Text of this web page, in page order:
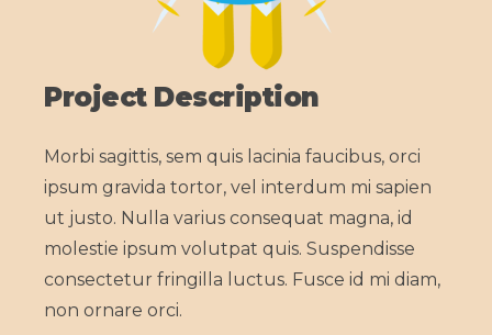
Project Description
Morbi sagittis, sem quis lacinia faucibus, orci
ipsum gravida tortor, vel interdum mi sapien
ut justo. Nulla varius consequat magna, id
molestie ipsum volutpat quis. Suspendisse
consectetur fringilla luctus. Fusce id mi diam,
non ornare orci.